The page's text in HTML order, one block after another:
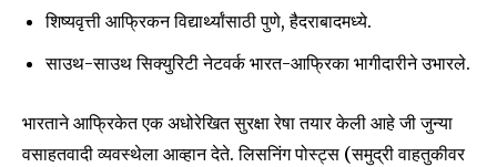
I've read and accept the Privacy Policy
शिष्यवृत्ती आफ्रिकन विद्यार्थ्यांसाठी पुणे, हैदराबादमध्ये.
साउथ-साउथ सिक्युरिटी नेटवर्क भारत-आफ्रिका भागीदारीने उभारले.
भारताने आफ्रिकेत एक अधोरेखित सुरक्षा रेषा तयार केली आहे जी जुन्या
वसाहतवादी व्यवस्थेला आव्हान देते. लिसनिंग पोस्ट्स (समुद्री वाहतुकीवर